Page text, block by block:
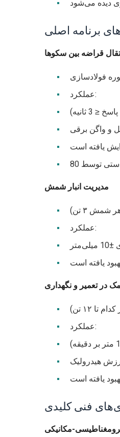
دیده می‌شود
برنامه اصلی
قراضه بین سکوها
عملکرد:
ثانیه)
و واگن برقی
مدیریت انبار شمش
۳ تن)
عملکرد:
در تعمیر و نگهداری
۱۲ تن)
عملکرد:
هیدرولیک
فنی کلیدی
مکانیکی